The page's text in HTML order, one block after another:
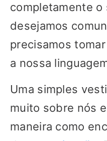
completamente
desejamos
precisamos
a nossa
Uma simples
muito sobre nós
maneira como